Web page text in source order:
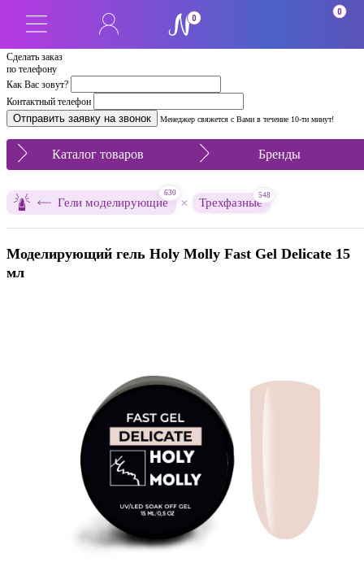
Сделать заказ
по телефону
Как Вас зовут?
Контактный телефон
Менеджер свяжется с Вами в течение 10-ти минут!
0
0
Каталог товаров Бренды
Гели моделирующие
630
× Трехфазные
548
Моделирующий гель Holy Molly Fast Gel Delicate 15
мл